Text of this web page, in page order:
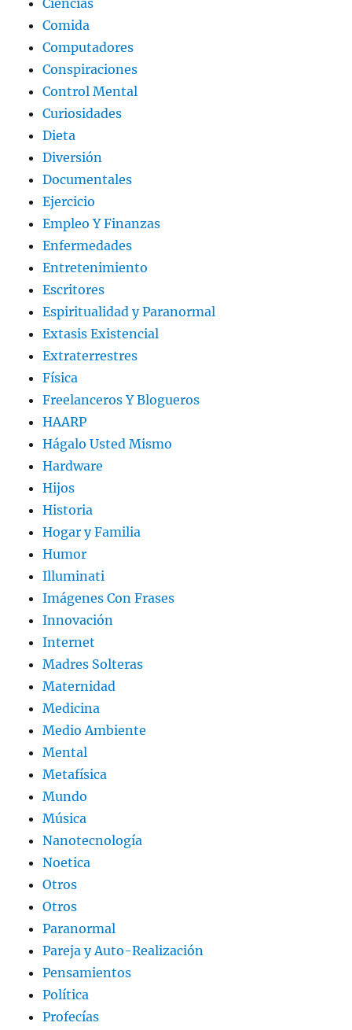
Ciencias
Comida
Computadores
Conspiraciones
Control Mental
Curiosidades
Dieta
Diversión
Documentales
Ejercicio
Empleo Y Finanzas
Enfermedades
Entretenimiento
Escritores
Espiritualidad y Paranormal
Extasis Existencial
Extraterrestres
Física
Freelanceros Y Blogueros
HAARP
Hágalo Usted Mismo
Hardware
Hijos
Historia
Hogar y Familia
Humor
Illuminati
Imágenes Con Frases
Innovación
Internet
Madres Solteras
Maternidad
Medicina
Medio Ambiente
Mental
Metafísica
Mundo
Música
Nanotecnología
Noetica
Otros
Otros
Paranormal
Pareja y Auto-Realización
Pensamientos
Política
Profecías